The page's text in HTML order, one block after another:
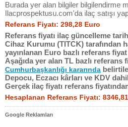
Burada yer alan bilgiler bilgilendirme
Ilacprospektusu.com'da ilaç satışı
Referans Fiyatı: 298,28 Euro
Referans fiyatı ilaç güncelleme
Cihaz Kurumu (TITCK) tarafından
yayınlanan Euro bazlı referans fiyat
Aşağıda yer alan TL bazlı referans
Cumhurbaşkanlığı kararında
Depocu, Eczacı kârları ve KDV
Gerçek ilaç fiyatı referans
Hesaplanan Referans Fiyatı:
Google Reklamları